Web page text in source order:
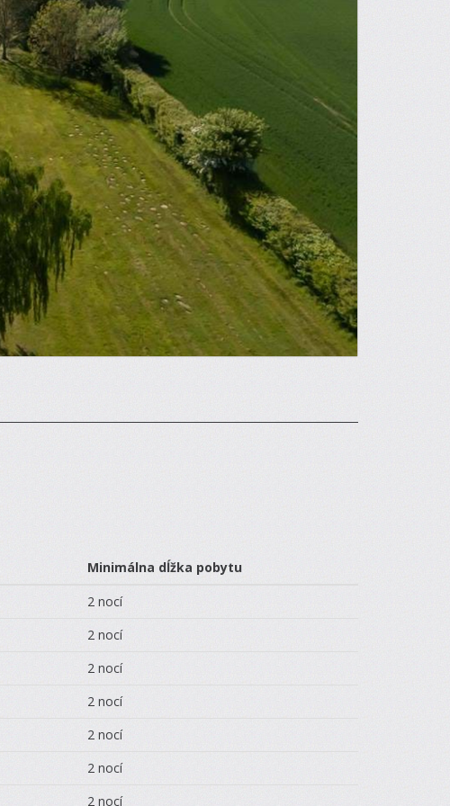
Minimálna dĺžka pobytu
2 nocí
2 nocí
2 nocí
2 nocí
2 nocí
2 nocí
2 nocí